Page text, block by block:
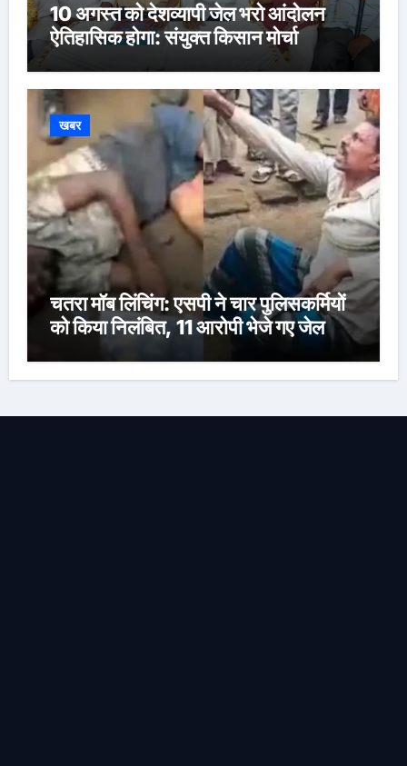
10 अगस्त को देशव्यापी जेल भरो आंदोलन
ऐतिहासिक होगा: संयुक्त किसान मोर्चा
खबर
चतरा मॉब लिंचिंग: एसपी ने चार पुलिसकर्मियों
को किया निलंबित, 11 आरोपी भेजे गए जेल